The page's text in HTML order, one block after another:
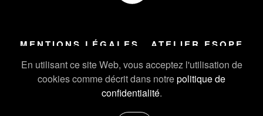
En utilisant ce site Web, vous acceptez l'utilisation de
cookies comme décrit dans notrepolitique de
confidentialité.
MENTIONS LÉGALES ATELIER ESOPE